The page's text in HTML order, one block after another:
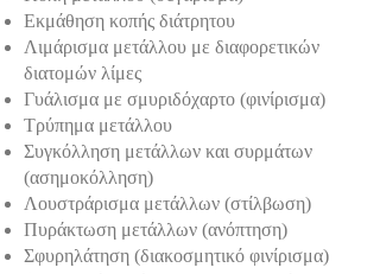
Εκμάθηση κοπής διάτρητου
Λιμάρισμα μετάλλου με διαφορετικών
διατομών λίμες
Γυάλισμα με σμυριδόχαρτο (φινίρισμα)
Τρύπημα μετάλλου
Συγκόλληση μετάλλων και συρμάτων
(ασημοκόλληση)
Λουστράρισμα μετάλλων (στίλβωση)
Πυράκτωση μετάλλων (ανόπτηση)
Σφυρηλάτηση (διακοσμητικό φινίρισμα)